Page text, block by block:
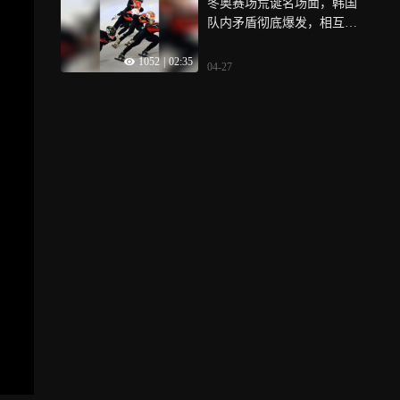
1052 02:35
冬奥赛场荒诞名场面，韩国
队内矛盾彻底爆发，相互拉
04-27